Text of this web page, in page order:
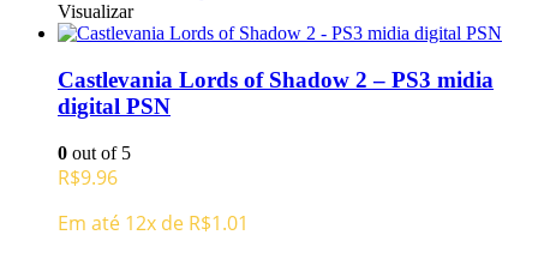
Visualizar
Castlevania Lords of Shadow 2 – PS3 midia
digital PSN
0 out of 5
R$9.96
Em até 12x de R$1.01